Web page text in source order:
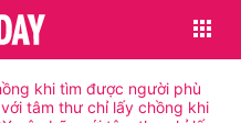
khi tìm được người phù
tâm thư chỉ lấy chồng khi